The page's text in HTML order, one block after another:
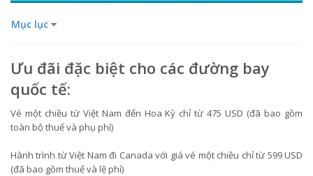
Mục lục
Ưu đãi đặc biệt cho các đường bay
quốc tế:
Vé một chiều từ Việt Nam đến Hoa Kỳ chỉ từ 475 USD (đã bao gồm
toàn bộ thuế và phụ phí)
Hành trình từ Việt Nam đi Canada với giá vé một chiều chỉ từ 599 USD
(đã bao gồm thuế và lệ phí)